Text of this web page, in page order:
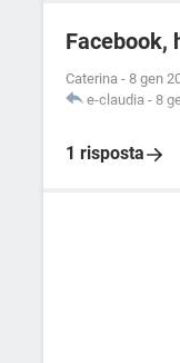
Facebook,
Caterina - 8 gen
e-claudia - 8
1 risposta